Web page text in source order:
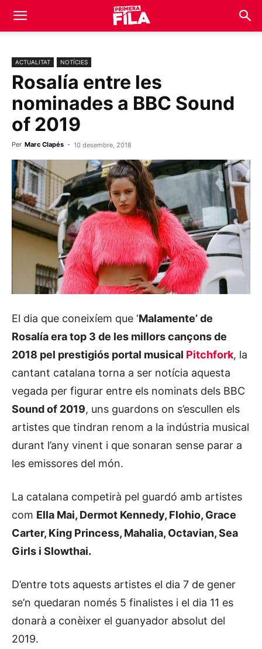
ACTUALITAT NOTÍCIES
Rosalía entre les
nominades a BBC Sound
of 2019
Per Marc Clapés - 10 desembre, 2018
El dia que coneixíem que ‘Malamente’ de
Rosalía era top 3 de les millors cançons de
2018 pel prestigiós portal musical Pitchfork, la
cantant catalana torna a ser notícia aquesta
vegada per figurar entre els nominats dels BBC
Sound of 2019, uns guardons on s’escullen els
artistes que tindran renom a la indústria musical
durant l’any vinent i que sonaran sense parar a
les emissores del món.
La catalana competirà pel guardó amb artistes
com Ella Mai, Dermot Kennedy, Flohio, Grace
Carter, King Princess, Mahalia, Octavian, Sea
Girls i Slowthai.
D’entre tots aquests artistes el dia 7 de gener
se’n quedaran només 5 finalistes i el dia 11 es
donarà a conèixer el guanyador absolut del
2019.